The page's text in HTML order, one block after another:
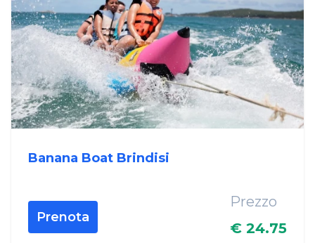
Banana Boat Brindisi
Prenota
Prezzo
€ 24.75